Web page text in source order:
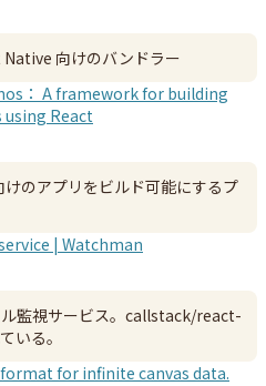
向けのバンドラー
： A framework for building
React
のアプリをビルド可能にするプ
| Watchman
監視サービス。callstack/react-
いる。
for infinite canvas data.